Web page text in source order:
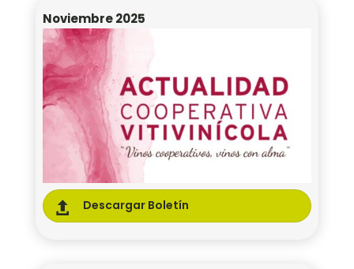
Noviembre 2025
 Descargar Boletín